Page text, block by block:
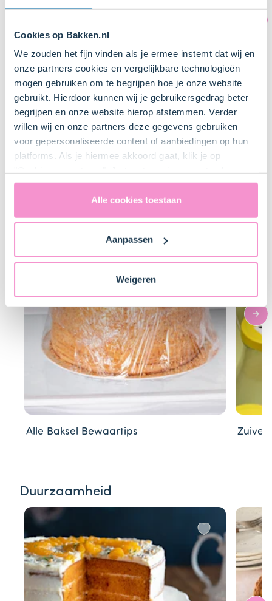
Cookies op Bakken.nl
We zouden het fijn vinden als je ermee instemt dat wij en
onze partners cookies en vergelijkbare technologieën
mogen gebruiken om te begrijpen hoe je onze website
gebruikt. Hierdoor kunnen wij je gebruikersgedrag beter
begrijpen en onze website hierop afstemmen. Verder
willen wij en onze partners deze gegevens gebruiken
voor gepersonaliseerde content of aanbiedingen op hun
platforms. Als je hiermee akkoord gaat, klik je op
uitdrukkelijk een eventuele gegevensoverdracht naar de
Verenigde Staten in de zin van artikel 49 AVG. Raadpleeg
ons
naar technology providers en partners in de Verenigde
Staten. Je kunt op elk moment van gedachten
Alle cookies toestaan
Aanpassen
Weigeren
Dripcake maken: stap voor stap gids
voor een perfecte drip en decoratie
Item
of
Alle Baksel Bewaartips Zuivel
1
of
Duurzaamheid